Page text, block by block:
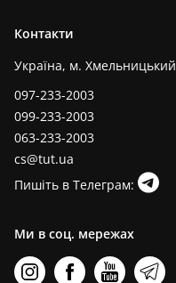
Контакти
Україна, м. Хмельницький
097-233-2003
099-233-2003
063-233-2003
cs@tut.ua
Пишіть в Телеграм:
Ми в соц. мережах